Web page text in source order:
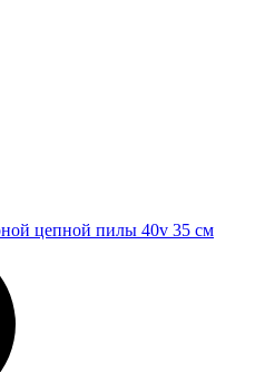
цепной пилы 40v 35 см